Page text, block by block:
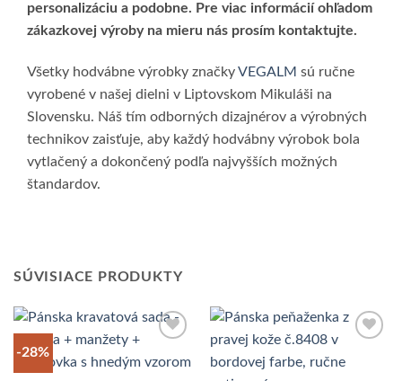
personalizáciu a podobne. Pre viac informácií ohľadom
zákazkovej výroby na mieru nás prosím kontaktujte.
Všetky hodvábne výrobky značkyVEGALM sú ručne
vyrobené v našej dielni v Liptovskom Mikuláši na
Slovensku. Náš tím odborných dizajnérov a výrobných
technikov zaisťuje, aby každý hodvábny výrobok bola
vytlačený a dokončený podľa najvyšších možných
štandardov.
SÚVISIACE PRODUKTY
-28%